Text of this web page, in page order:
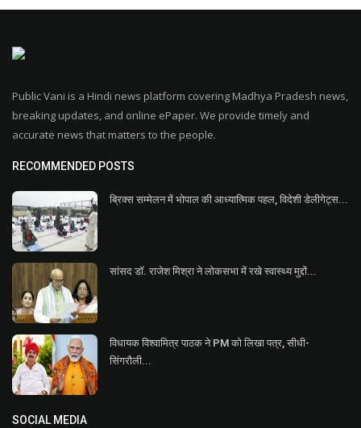
Public Vani is a Hindi news platform covering Madhya Pradesh news,
breaking updates, and online ePaper. We provide timely and
accurate news that matters to the people.
RECOMMENDED POSTS
ब्रिक्स सम्मेलन में भोपाल की आध्यात्मिक पहल, विदेशी डेलीगेट्स...
सांसद डॉ. राजेश मिश्रा ने लोकसभा में रखे स्वास्थ्य मुद्दों...
विधायक विश्वामित्र पाठक ने PM को लिखा पत्र, सीधी-
सिंगरौली...
SOCIAL MEDIA